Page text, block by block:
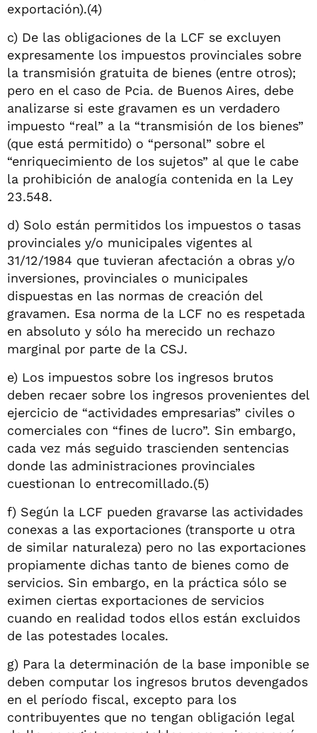
exportación).(4)
c) De las obligaciones de la LCF se excluyen
expresamente los impuestos provinciales sobre
la transmisión gratuita de bienes (entre otros);
pero en el caso de Pcia. de Buenos Aires, debe
analizarse si este gravamen es un verdadero
impuesto “real” a la “transmisión de los bienes”
(que está permitido) o “personal” sobre el
“enriquecimiento de los sujetos” al que le cabe
la prohibición de analogía contenida en la Ley
23.548.
d) Solo están permitidos los impuestos o tasas
provinciales y/o municipales vigentes al
31/12/1984 que tuvieran afectación a obras y/o
inversiones, provinciales o municipales
dispuestas en las normas de creación del
gravamen. Esa norma de la LCF no es respetada
en absoluto y sólo ha merecido un rechazo
marginal por parte de la CSJ.
e) Los impuestos sobre los ingresos brutos
deben recaer sobre los ingresos provenientes del
ejercicio de “actividades empresarias” civiles o
comerciales con “fines de lucro”. Sin embargo,
cada vez más seguido trascienden sentencias
donde las administraciones provinciales
cuestionan lo entrecomillado.(5)
f) Según la LCF pueden gravarse las actividades
conexas a las exportaciones (transporte u otra
de similar naturaleza) pero no las exportaciones
propiamente dichas tanto de bienes como de
servicios. Sin embargo, en la práctica sólo se
eximen ciertas exportaciones de servicios
cuando en realidad todos ellos están excluidos
de las potestades locales.
g) Para la determinación de la base imponible se
deben computar los ingresos brutos devengados
en el período fiscal, excepto para los
contribuyentes que no tengan obligación legal